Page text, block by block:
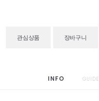
관심상품 장바구니
INFO GUIDE